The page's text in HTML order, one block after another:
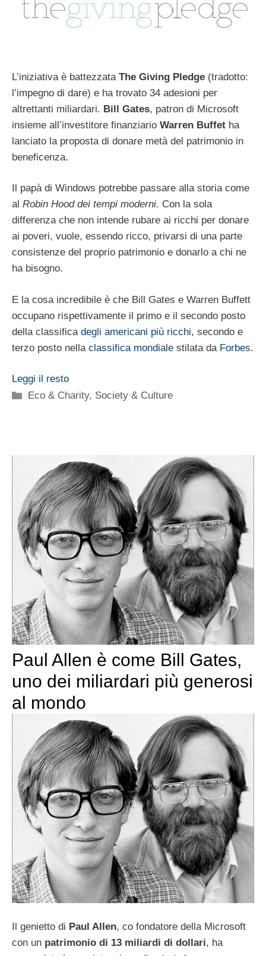
L’iniziativa è battezzata The Giving Pledge (tradotto:
l’impegno di dare) e ha trovato 34 adesioni per
altrettanti miliardari. Bill Gates, patron di Microsoft
insieme all’investitore finanziario Warren Buffet ha
lanciato la proposta di donare metà del patrimonio in
beneficenza.
Il papà di Windows potrebbe passare alla storia come
al Robin Hood dei tempi moderni. Con la sola
differenza che non intende rubare ai ricchi per donare
ai poveri, vuole, essendo ricco, privarsi di una parte
consistenze del proprio patrimonio e donarlo a chi ne
ha bisogno.
E la cosa incredibile è che Bill Gates e Warren Buffett
occupano rispettivamente il primo e il secondo posto
della classifica degli americani più ricchi, secondo e
terzo posto nella classifica mondiale stilata da Forbes.
Leggi il resto
Categorie
Eco & Charity, Society & Culture
Paul Allen è come Bill Gates,
uno dei miliardari più generosi
al mondo
Il genietto di Paul Allen, co fondatore della Microsoft
con un patrimonio di 13 miliardi di dollari, ha